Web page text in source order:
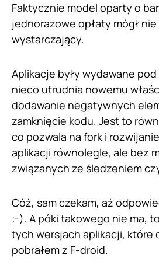
Faktycznie model oparty o
jednorazowe opłaty mógł
wystarczający.
Aplikacje były wydawane pod
nieco utrudnia nowemu
dodawanie negatywnych
zamknięcie kodu. Jest to
co pozwala na fork i
aplikacji równolegle, ale bez
związanych ze śledzeniem
Cóż, sam czekam, aż
:-). A póki takowego nie ma,
tych wersjach aplikacji, które
pobrałem z F-droid.